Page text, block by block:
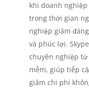
khi doanh
trong thời gian
nghiệp giảm
và phúc lợi.
chuyên nghiệp
mềm, giúp tiếp
giảm chi phí